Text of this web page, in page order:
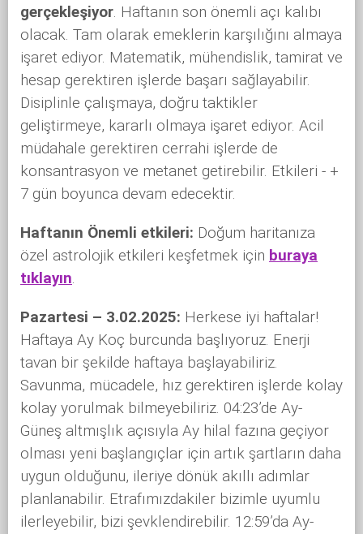
gerçekleşiyor. Haftanın son önemli açı kalıbı
olacak. Tam olarak emeklerin karşılığını almaya
işaret ediyor. Matematik, mühendislik, tamirat ve
hesap gerektiren işlerde başarı sağlayabilir.
Disiplinle çalışmaya, doğru taktikler
geliştirmeye, kararlı olmaya işaret ediyor. Acil
müdahale gerektiren cerrahi işlerde de
konsantrasyon ve metanet getirebilir. Etkileri - +
7 gün boyunca devam edecektir.
Haftanın Önemli etkileri: Doğum haritanıza
özel astrolojik etkileri keşfetmek için buraya
tıklayın.
Pazartesi – 3.02.2025: Herkese iyi haftalar!
Haftaya Ay Koç burcunda başlıyoruz. Enerji
tavan bir şekilde haftaya başlayabiliriz.
Savunma, mücadele, hız gerektiren işlerde kolay
kolay yorulmak bilmeyebiliriz. 04:23’de Ay-
Güneş altmışlık açısıyla Ay hilal fazına geçiyor
olması yeni başlangıçlar için artık şartların daha
uygun olduğunu, ileriye dönük akıllı adımlar
planlanabilir. Etrafımızdakiler bizimle uyumlu
ilerleyebilir, bizi şevklendirebilir. 12:59’da Ay-